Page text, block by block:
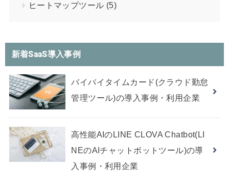
ヒートマップツール (5)
新着SaaS導入事例
バイバイタイムカード(クラウド勤怠
管理ツール)の導入事例・利用企業
高性能AIのLINE CLOVA Chatbot(LI
NEのAIチャットボットツール)の導
入事例・利用企業